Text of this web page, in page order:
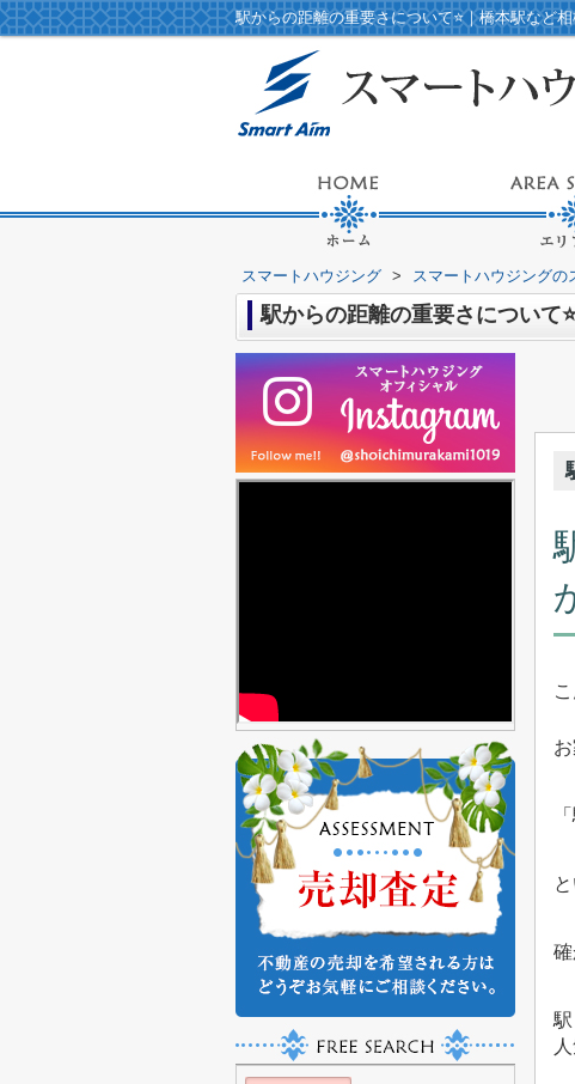
駅からの距離の重要さについて⭐️｜橋本駅など
スマートハウジング > スマートハウジングの
駅からの距離の重要さについて
確